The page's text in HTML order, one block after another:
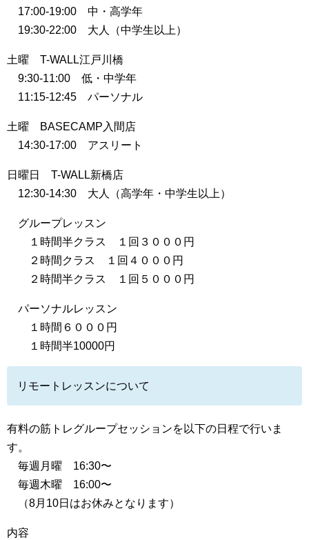
17:00-19:00 中・高学年
19:30-22:00 大人（中学生以上）
土曜 T-WALL江戸川橋
9:30-11:00 低・中学年
11:15-12:45 パーソナル
土曜 BASECAMP入間店
14:30-17:00 アスリート
日曜日 T-WALL新橋店
12:30-14:30 大人（高学年・中学生以上）
グループレッスン
１時間半クラス １回３０００円
２時間クラス １回４０００円
２時間半クラス １回５０００円
パーソナルレッスン
１時間６０００円
１時間半10000円
リモートレッスンについて
有料の筋トレグループセッションを以下の日程で行いま
す。
毎週月曜 16:30〜
毎週木曜 16:00〜
（8月10日はお休みとなります）
内容